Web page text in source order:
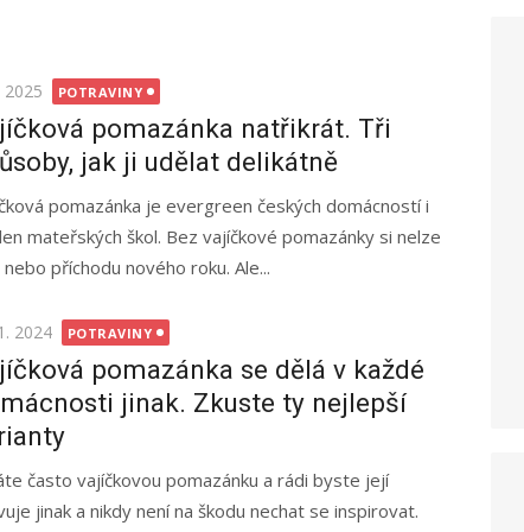
2025 POTRAVINY
pomazánka natřikrát. Tři
jak ji udělat delikátně
pomazánka je evergreen českých domácností i
mateřských škol. Bez vajíčkové pomazánky si nelze
příchodu nového roku. Ale...
2024 POTRAVINY
pomazánka se dělá v každé
jinak. Zkuste ty nejlepší
často vajíčkovou pomazánku a rádi byste její
jinak a nikdy není na škodu nechat se inspirovat.